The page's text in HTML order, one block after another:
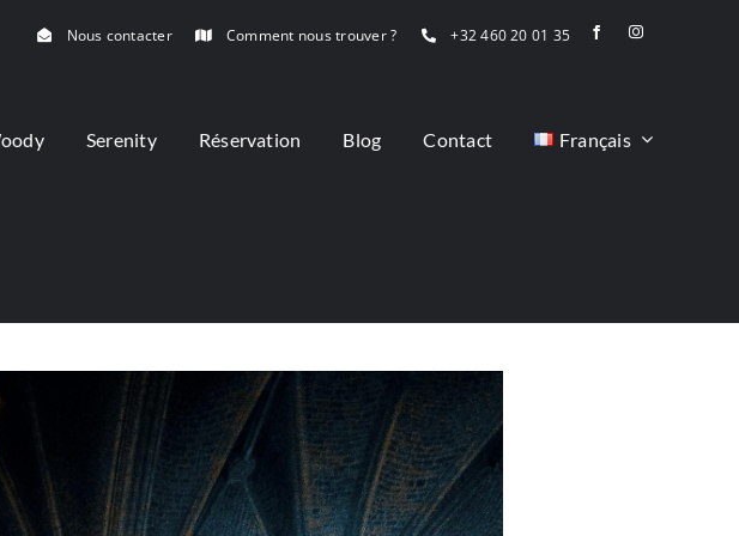
Nous contacter Comment nous trouver ? +32 460 20 01 35
Serenity Réservation Blog Contact Français